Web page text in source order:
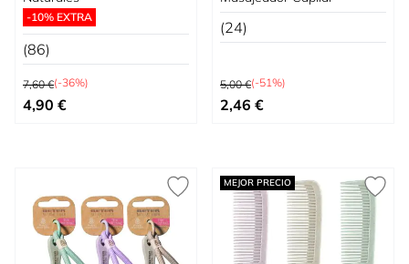
-10% EXTRA
(86)
Precio habitual
7,60 €(-36%)
Precio especial
4,90 €
(24)
Precio habitual
5,00 €(-51%)
Precio especial
2,46 €
MEJOR PRECIO